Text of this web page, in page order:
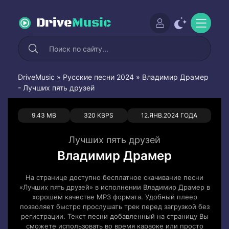
DriveMusic
DriveMusic » Русские песни 2024 » Владимир Драмер
- Лучших пять друзей
9.43 MB 320 KBPS 12.ЯНВ.2024 ГОДА
0 0
Лучших пять друзей
Владимир Драмер
На странице доступно бесплатное скачивание песни
«Лучших пять друзей» в исполнении Владимир Драмер в
хорошем качестве MP3 формата. Удобный плеер
позволяет быстро прослушать трек перед загрузкой без
регистрации. Текст песни добавленный на страницу Вы
сможете использовать во время караоке или просто